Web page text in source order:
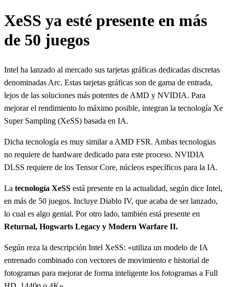
XeSS ya esté presente en más
de 50 juegos
Intel ha lanzado al mercado sus tarjetas gráficas dedicadas discretas
denominadas Arc. Estas tarjetas gráficas son de gama de entrada,
lejos de las soluciones más potentes de AMD y NVIDIA. Para
mejorar el rendimiento lo máximo posible, integran la tecnología Xe
Super Sampling (XeSS) basada en IA.
Dicha tecnología es muy similar a AMD FSR. Ambas tecnologias
no requiere de hardware dedicado para este proceso. NVIDIA
DLSS requiere de los Tensor Core, núcleos específicos para la IA.
La tecnología XeSS está presente en la actualidad, según dice Intel,
en más de 50 juegos. Incluye Diablo IV, que acaba de ser lanzado,
lo cual es algo genial. Por otro lado, también está presente en
Returnal, Hogwarts Legacy y Modern Warfare II.
Según reza la descripción Intel XeSS: «utiliza un modelo de IA
entrenado combinado con vectores de movimiento e historial de
fotogramas para mejorar de forma inteligente los fotogramas a Full